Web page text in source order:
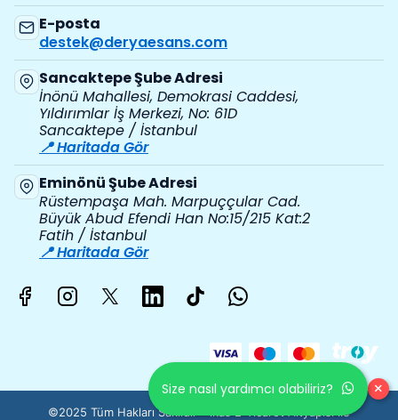
E-posta
destek@deryaesans.com
Sancaktepe Şube Adresi
İnönü Mahallesi, Demokrasi Caddesi,
Yıldırımlar İş Merkezi, No: 61D
Sancaktepe / İstanbul
📍 Haritada Gör
Eminönü Şube Adresi
Rüstempaşa Mah. Marpuççular Cad.
Büyük Abud Efendi Han No:15/215 Kat:2
Fatih / İstanbul
📍 Haritada Gör
©2025 Tüm Hakları Saklıdır - ikas E-Ticaret Altyapısı ile
Size nasıl yardımcı olabiliriz? ×